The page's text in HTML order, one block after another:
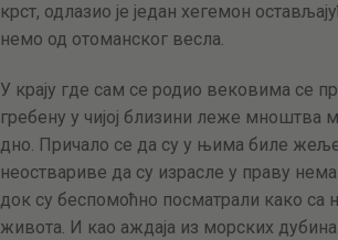
крст, одлазио је један хегемон
немо од отоманског весла.
У крају где сам се родио вековима се
гребену у чијој близини леже мноштва
дно. Причало се да су у њима биле
неоствариве да су израсле у праву
док су беспомоћно посматрали како
живота. И као аждаја из морских